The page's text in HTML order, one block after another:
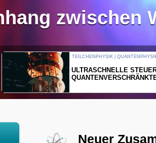
zwischen
THERMODYNAMIK | WELLENLEHRE
FORSCHER ERZEUGEN
EINDIMENSIONALES GAS
Neuer